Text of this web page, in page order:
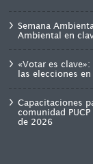
Semana
Ambiental en
«Votar es
las elecciones en
Capacitaciones
comunidad
de 2026